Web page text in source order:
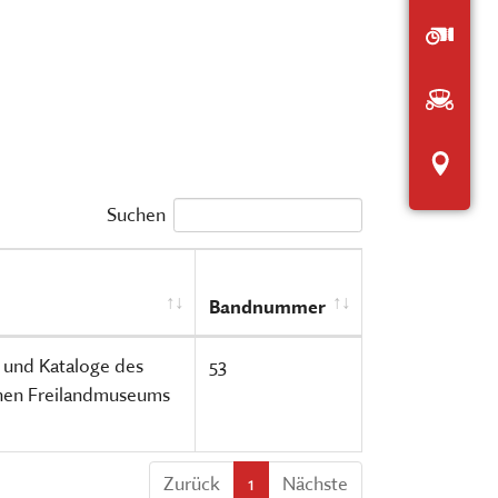
Suchen
Bandnummer
Kataloge des
Freilandmuseums
53
Zurück 1 Nächste